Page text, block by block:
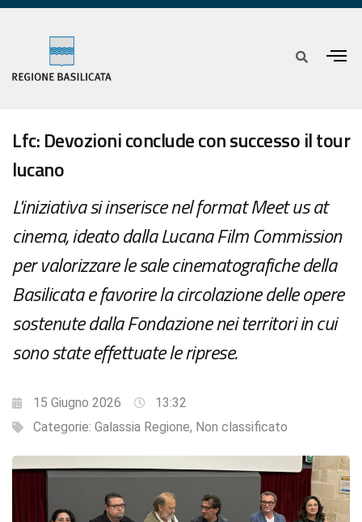
Lfc: Devozioni conclude con successo il tour
lucano
L'iniziativa si inserisce nel format Meet us at
cinema, ideato dalla Lucana Film Commission
per valorizzare le sale cinematografiche della
Basilicata e favorire la circolazione delle opere
sostenute dalla Fondazione nei territori in cui
sono state effettuate le riprese.
15 Giugno 2026
13:32
Categorie: Galassia Regione, Non classificato